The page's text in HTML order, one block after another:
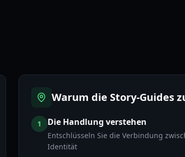
Warum die Story-Guides
1 Die Handlung verstehen
Entschlüsseln Sie die Verbindung
Identität